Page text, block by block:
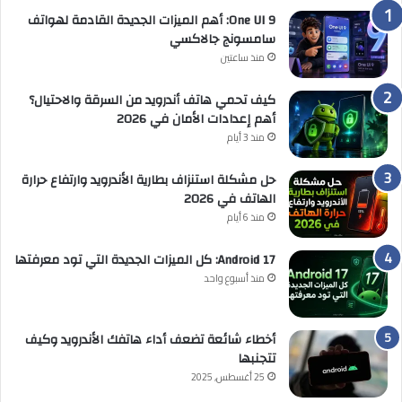
One UI 9: أهم الميزات الجديدة القادمة لهواتف
سامسونج جالاكسي
منذ ساعتين
كيف تحمي هاتف أندرويد من السرقة والاحتيال؟
أهم إعدادات الأمان في 2026
منذ 3 أيام
حل مشكلة استنزاف بطارية الأندرويد وارتفاع حرارة
الهاتف في 2026
منذ 6 أيام
Android 17: كل الميزات الجديدة التي تود معرفتها
منذ أسبوع واحد
أخطاء شائعة تضعف أداء هاتفك الأندرويد وكيف
تتجنبها
25 أغسطس, 2025